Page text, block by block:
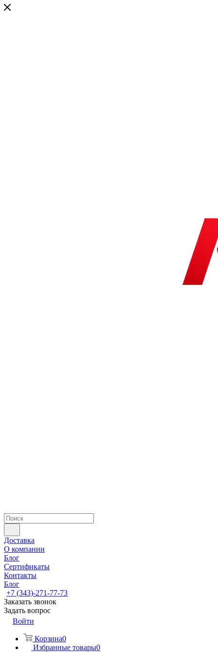
Доставка
О компании
Блог
Сертификаты
Контакты
Блог
+7 (343)-271-77-73
Заказать звонок
Задать вопрос
Войти
Корзина0
Избранные товары0